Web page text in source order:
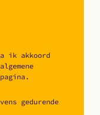
ik akkoord
gedurende